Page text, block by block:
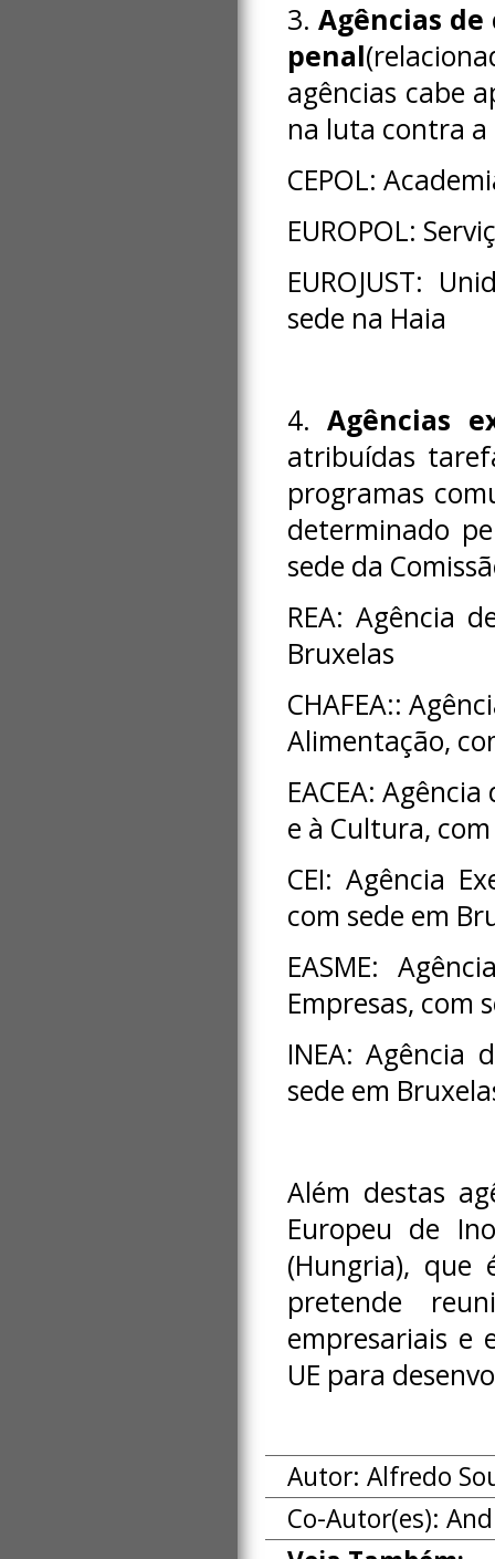
3. Agências
penal
agências cabe
na luta contra
CEPOL:
EUROPOL:
EUROJUST:
sede na Haia
4.Agências
atribuídas
programas
determinado
sede da
REA: Agência
Bruxelas
CHAFEA::
Alimentação,
EACEA:
e à Cultura,
CEI: Agência
com sede em
EASME:
Empresas, com
INEA: Agência
sede em
Além destas
Europeu de
(Hungria), que
pretende
empresariais e
UE para
Autor: Alfredo
Co-Autor(es):